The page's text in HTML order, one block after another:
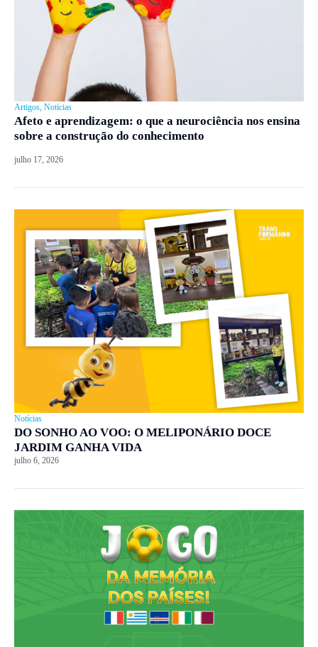
Artigos, Notícias
Afeto e aprendizagem: o que a neurociência nos ensina
sobre a construção do conhecimento
julho 17, 2026
Notícias
DO SONHO AO VOO: O MELIPONÁRIO DOCE
JARDIM GANHA VIDA
julho 6, 2026